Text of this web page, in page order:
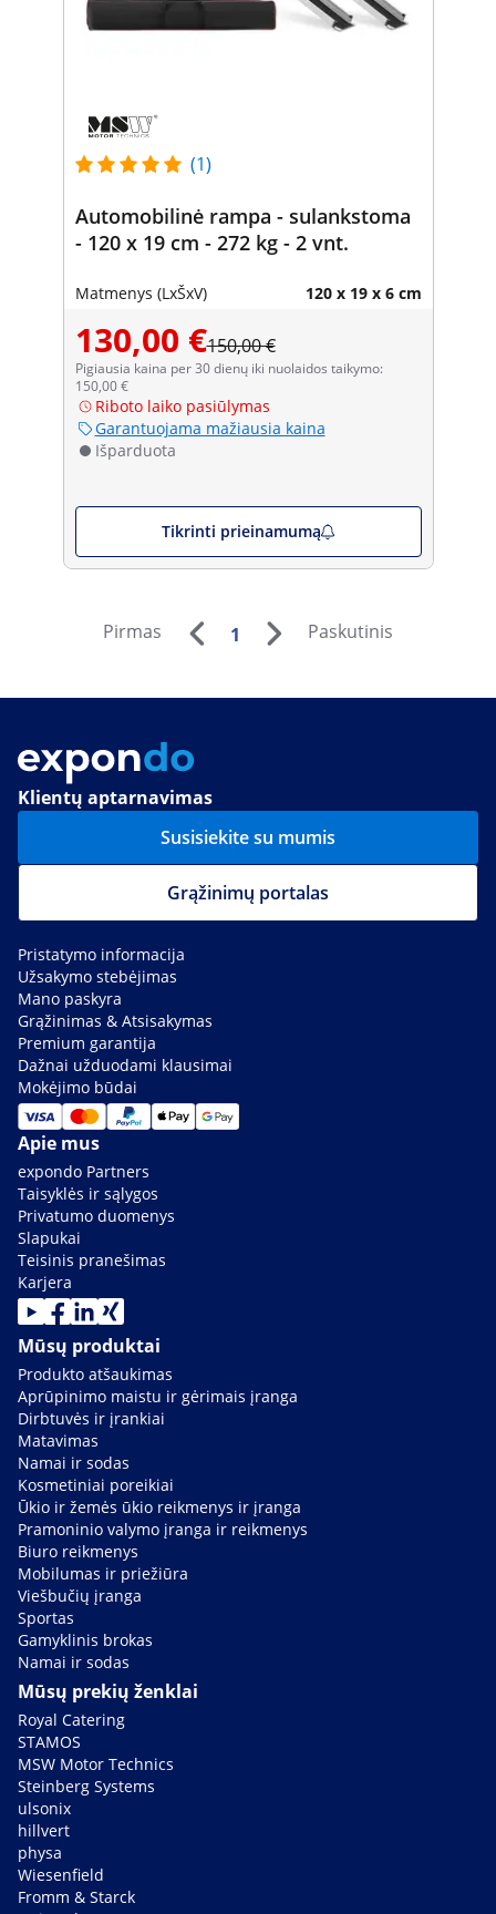
(1)
Automobilinė rampa - sulankstoma
- 120 x 19 cm - 272 kg - 2 vnt.
Matmenys (LxŠxV) 120 x 19 x 6 cm
130,00 €150,00 €
Pigiausia kaina per 30 dienų iki nuolaidos taikymo:
150,00 €
Riboto laiko pasiūlymas
Garantuojama mažiausia kaina
Išparduota
Tikrinti prieinamumą
Pirmas 1 Paskutinis
Klientų aptarnavimas
Susisiekite su mumis
Grąžinimų portalas
Pristatymo informacija
Užsakymo stebėjimas
Mano paskyra
Grąžinimas & Atsisakymas
Premium garantija
Dažnai užduodami klausimai
Mokėjimo būdai
Apie mus
expondo Partners
Taisyklės ir sąlygos
Privatumo duomenys
Slapukai
Teisinis pranešimas
Karjera
Mūsų produktai
Produkto atšaukimas
Aprūpinimo maistu ir gėrimais įranga
Dirbtuvės ir įrankiai
Matavimas
Namai ir sodas
Kosmetiniai poreikiai
Ūkio ir žemės ūkio reikmenys ir įranga
Pramoninio valymo įranga ir reikmenys
Biuro reikmenys
Mobilumas ir priežiūra
Viešbučių įranga
Sportas
Gamyklinis brokas
Namai ir sodas
Mūsų prekių ženklai
Royal Catering
STAMOS
MSW Motor Technics
Steinberg Systems
ulsonix
hillvert
physa
Wiesenfield
Fromm & Starck